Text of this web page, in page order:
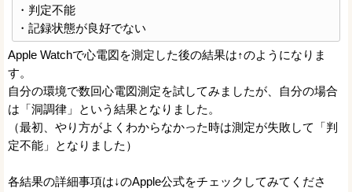
・判定不能
・記録状態が良好でない
Apple Watchで心電図を測定した後の結果は↑のようになりま
す。
自分の環境で数回心電図測定を試してみましたが、自分の場合
は「洞調律」という結果となりました。
（最初、やり方がよくわからなかった時は測定が失敗して「判
定不能」となりました）
各結果の詳細事項は↓のApple公式をチェックしてみてくださ